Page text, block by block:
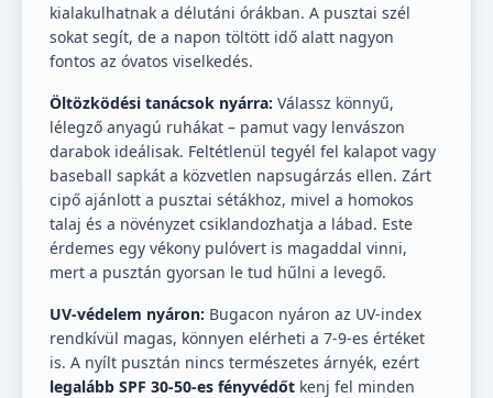
kialakulhatnak a délutáni órákban. A pusztai szél
sokat segít, de a napon töltött idő alatt nagyon
fontos az óvatos viselkedés.
Öltözködési tanácsok nyárra: Válassz könnyű,
lélegző anyagú ruhákat – pamut vagy lenvászon
darabok ideálisak. Feltétlenül tegyél fel kalapot vagy
baseball sapkát a közvetlen napsugárzás ellen. Zárt
cipő ajánlott a pusztai sétákhoz, mivel a homokos
talaj és a növényzet csiklandozhatja a lábad. Este
érdemes egy vékony pulóvert is magaddal vinni,
mert a pusztán gyorsan le tud hűlni a levegő.
UV-védelem nyáron: Bugacon nyáron az UV-index
rendkívül magas, könnyen elérheti a 7-9-es értéket
is. A nyílt pusztán nincs természetes árnyék, ezért
legalább SPF 30-50-es fényvédőt kenj fel minden